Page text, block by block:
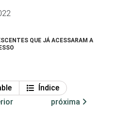
QUE JÁ ACESSARAM A
Índice
próxima